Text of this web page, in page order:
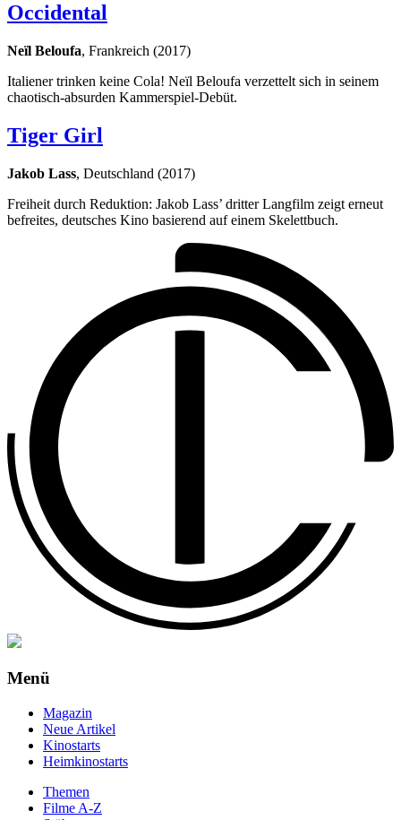
Occidental
Neïl Beloufa, Frankreich (2017)
Italiener trinken keine Cola! Neïl Beloufa verzettelt sich in seinem
chaotisch-absurden Kammerspiel-Debüt.
Tiger Girl
Jakob Lass, Deutschland (2017)
Freiheit durch Reduktion: Jakob Lass’ dritter Langfilm zeigt erneut
befreites, deutsches Kino basierend auf einem Skelettbuch.
Menü
Magazin
Neue Artikel
Kinostarts
Heimkinostarts
Themen
Filme A-Z